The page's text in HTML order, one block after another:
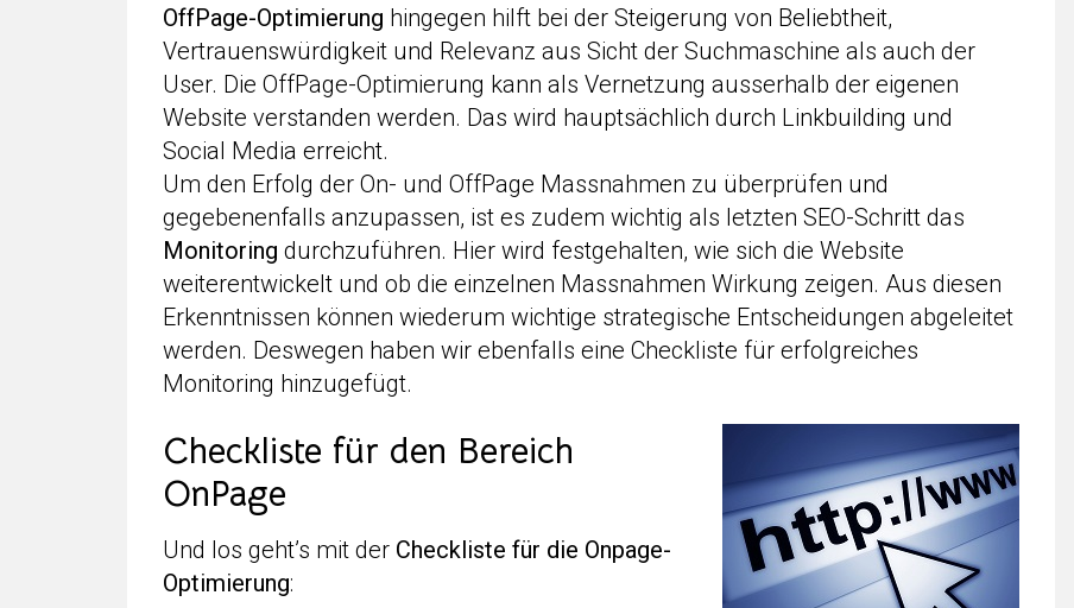
OffPage-Optimierung hingegen hilft bei der Steigerung von Beliebtheit,
Vertrauenswürdigkeit und Relevanz aus Sicht der Suchmaschine als auch der
User. Die OffPage-Optimierung kann als Vernetzung ausserhalb der eigenen
Website verstanden werden. Das wird hauptsächlich durch Linkbuilding und
Social Media erreicht.
Um den Erfolg der On- und OffPage Massnahmen zu überprüfen und
gegebenenfalls anzupassen, ist es zudem wichtig als letzten SEO-Schritt das
Monitoring durchzuführen. Hier wird festgehalten, wie sich die Website
weiterentwickelt und ob die einzelnen Massnahmen Wirkung zeigen. Aus diesen
Erkenntnissen können wiederum wichtige strategische Entscheidungen abgeleitet
werden. Deswegen haben wir ebenfalls eine Checkliste für erfolgreiches
Monitoring hinzugefügt.
Checkliste für den Bereich
OnPage
Und los geht’s mit der Checkliste für die Onpage-
Optimierung: